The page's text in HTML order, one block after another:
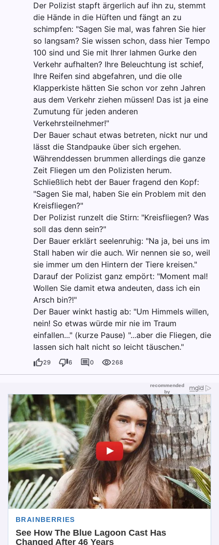
Der Polizist stapft ärgerlich auf ihn zu, stemmt
die Hände in die Hüften und fängt an zu
schimpfen: "Sagen Sie mal, was fahren Sie hier
so langsam? Sie wissen schon, dass hier Tempo
100 sind und Sie mit Ihrer lahmen Gurke den
Verkehr aufhalten? Ihre Beleuchtung ist schief,
Ihre Reifen sind abgefahren, und die olle
Klapperkiste hätten Sie schon vor zehn Jahren
aus dem Verkehr ziehen müssen! Das ist ja eine
Zumutung für jeden anderen
Verkehrsteilnehmer!"
Der Bauer schaut etwas betreten, nickt nur und
lässt die Standpauke über sich ergehen.
Währenddessen brummen allerdings die ganze
Zeit Fliegen um den Polizisten herum.
Schließlich hebt der Bauer fragend den Kopf:
"Sagen Sie mal, haben Sie ein Problem mit den
Kreisfliegen?"
Der Polizist runzelt die Stirn: "Kreisfliegen? Was
soll das denn sein?"
Der Bauer erklärt seelenruhig: "Na ja, bei uns im
Stall haben wir die auch. Wir nennen sie so, weil
sie immer um den Hintern der Tiere kreisen."
Darauf der Polizist ganz empört: "Moment mal!
Wollen Sie damit etwa andeuten, dass ich ein
Arsch bin?!"
Der Bauer winkt hastig ab: "Um Himmels willen,
nein! So etwas würde mir nie im Traum
einfallen..." (kurze Pause) "...aber die Fliegen, die
lassen sich halt nicht so leicht täuschen."
29 6 0 268